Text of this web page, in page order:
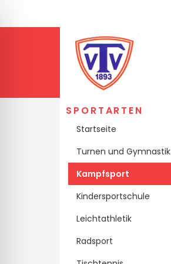
SPORTARTEN
Startseite
Turnen und Gymnastik
Kampfsport
Kindersportschule
Leichtathletik
Radsport
Modus